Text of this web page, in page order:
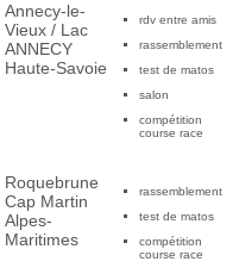
Annecy-le-
Vieux / Lac
ANNECY
Haute-Savoie
rdv entre amis
rassemblement
test de matos
salon
compétition
course race
Roquebrune
Cap Martin
Alpes-
Maritimes
rassemblement
test de matos
compétition
course race